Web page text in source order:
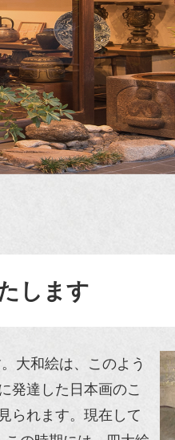
します
大和絵は、このよう
発達した日本画のこ
られます。現在して